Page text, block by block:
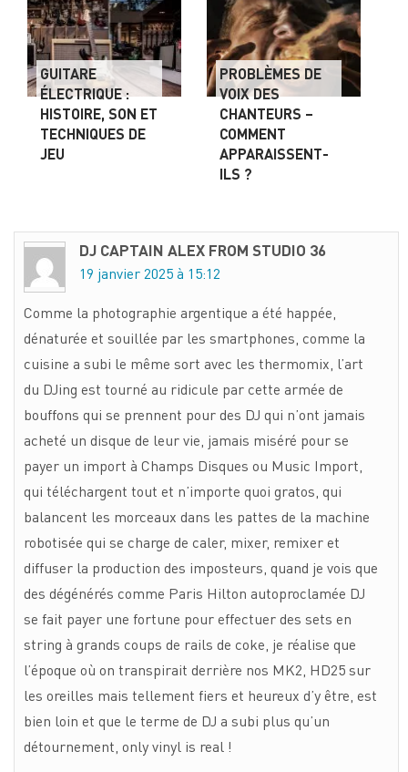
GUITARE
ÉLECTRIQUE :
HISTOIRE, SON ET
TECHNIQUES DE
JEU
PROBLÈMES DE
VOIX DES
CHANTEURS –
COMMENT
APPARAISSENT-
ILS ?
DJ CAPTAIN ALEX FROM STUDIO 36
19 janvier 2025 à 15:12
Comme la photographie argentique a été happée,
dénaturée et souillée par les smartphones, comme la
cuisine a subi le même sort avec les thermomix, l’art
du DJing est tourné au ridicule par cette armée de
bouffons qui se prennent pour des DJ qui n’ont jamais
acheté un disque de leur vie, jamais miséré pour se
payer un import à Champs Disques ou Music Import,
qui téléchargent tout et n’importe quoi gratos, qui
balancent les morceaux dans les pattes de la machine
robotisée qui se charge de caler, mixer, remixer et
diffuser la production des imposteurs, quand je vois que
des dégénérés comme Paris Hilton autoproclamée DJ
se fait payer une fortune pour effectuer des sets en
string à grands coups de rails de coke, je réalise que
l’époque où on transpirait derrière nos MK2, HD25 sur
les oreilles mais tellement fiers et heureux d’y être, est
bien loin et que le terme de DJ a subi plus qu’un
détournement, only vinyl is real !